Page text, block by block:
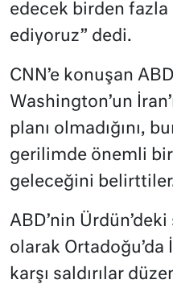
edecek birden fazla
ediyoruz” dedi.
CNN’e konuşan
Washington’un
planı olmadığını,
gerilimde önemli bir
geleceğini
ABD’nin
olarak
karşı saldırılar